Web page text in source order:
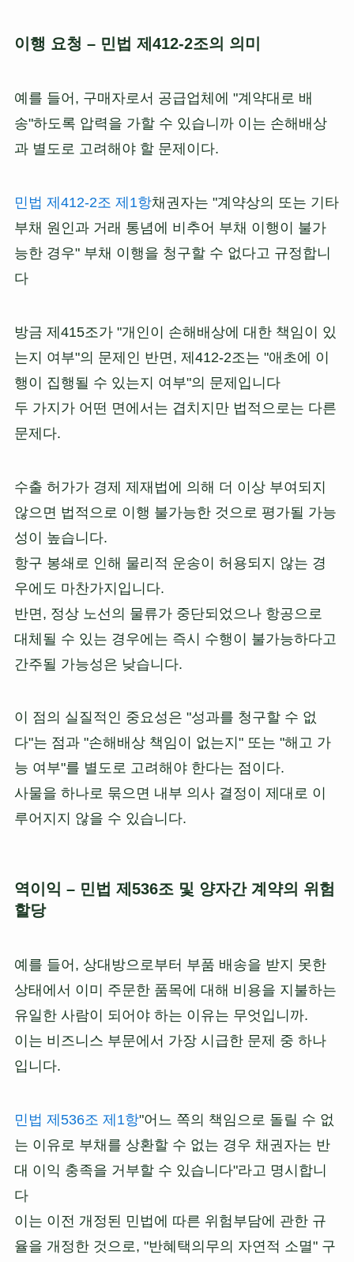
이행 요청 – 민법 제412-2조의 의미
예를 들어, 구매자로서 공급업체에 "계약대로 배
송"하도록 압력을 가할 수 있습니까 이는 손해배상
과 별도로 고려해야 할 문제이다.
민법 제412-2조 제1항채권자는 "계약상의 또는 기타
부채 원인과 거래 통념에 비추어 부채 이행이 불가
능한 경우" 부채 이행을 청구할 수 없다고 규정합니
다
방금 제415조가 "개인이 손해배상에 대한 책임이 있
는지 여부"의 문제인 반면, 제412-2조는 "애초에 이
행이 집행될 수 있는지 여부"의 문제입니다
두 가지가 어떤 면에서는 겹치지만 법적으로는 다른
문제다.
수출 허가가 경제 제재법에 의해 더 이상 부여되지
않으면 법적으로 이행 불가능한 것으로 평가될 가능
성이 높습니다.
항구 봉쇄로 인해 물리적 운송이 허용되지 않는 경
우에도 마찬가지입니다.
반면, 정상 노선의 물류가 중단되었으나 항공으로
대체될 수 있는 경우에는 즉시 수행이 불가능하다고
간주될 가능성은 낮습니다.
이 점의 실질적인 중요성은 "성과를 청구할 수 없
다"는 점과 "손해배상 책임이 없는지" 또는 "해고 가
능 여부"를 별도로 고려해야 한다는 점이다.
사물을 하나로 묶으면 내부 의사 결정이 제대로 이
루어지지 않을 수 있습니다.
역이익 – 민법 제536조 및 양자간 계약의 위험
할당
예를 들어, 상대방으로부터 부품 배송을 받지 못한
상태에서 이미 주문한 품목에 대해 비용을 지불하는
유일한 사람이 되어야 하는 이유는 무엇입니까.
이는 비즈니스 부문에서 가장 시급한 문제 중 하나
입니다.
민법 제536조 제1항"어느 쪽의 책임으로 돌릴 수 없
는 이유로 부채를 상환할 수 없는 경우 채권자는 반
대 이익 충족을 거부할 수 있습니다"라고 명시합니
다
이는 이전 개정된 민법에 따른 위험부담에 관한 규
율을 개정한 것으로, "반혜택의무의 자연적 소멸" 구